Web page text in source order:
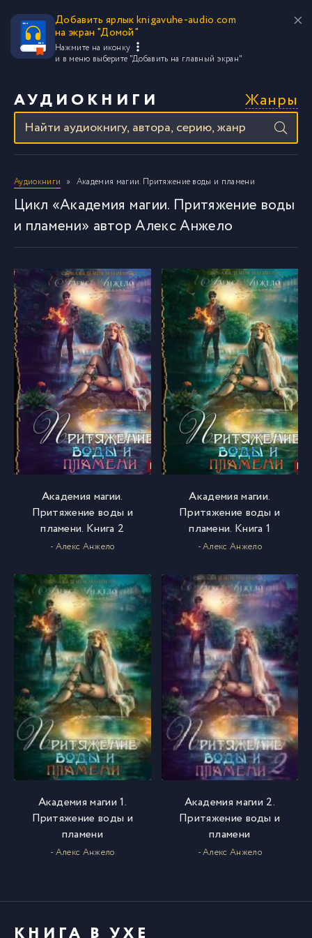
Добавить ярлык knigavuhe-audio.com
на экран "Домой"
Нажмите на иконку
и в меню выберите "Добавить на главный экран"
АУДИОКНИГИ Жанры
Аудиокниги Академия магии. Притяжение воды и пламени
Цикл «Академия магии. Притяжение воды
и пламени» автор Алекс Анжело
Академия магии.
Притяжение воды и
пламени. Книга 2
- Алекс Анжело
Академия магии.
Притяжение воды и
пламени. Книга 1
- Алекс Анжело
Академия магии 1.
Притяжение воды и
пламени
- Алекс Анжело
Академия магии 2.
Притяжение воды и
пламени
- Алекс Анжело
КНИГА В УХЕ